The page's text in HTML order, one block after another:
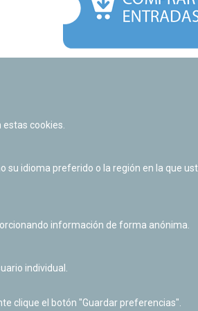
Política
Derecho de acceso a
cookies.
su idioma preferido o la región en la que
información de forma anónima.
individual.
clique el botón "Guardar preferencias".